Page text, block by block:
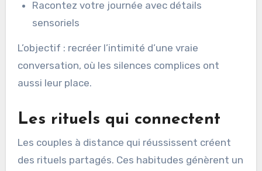
Racontez votre journée avec détails
sensoriels
L’objectif : recréer l’intimité d’une vraie
conversation, où les silences complices ont
aussi leur place.
Les rituels qui connectent
Les couples à distance qui réussissent créent
des rituels partagés. Ces habitudes génèrent un